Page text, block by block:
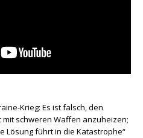
Krieg: Es ist falsch, den
schweren Waffen anzuheizen;
Lösung führt in die Katastrophe“